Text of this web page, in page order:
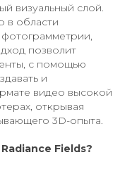
визуальный слой.
в области
позволит
с помощью
и
видео высокой
открывая
3D-опыта.
Fields?